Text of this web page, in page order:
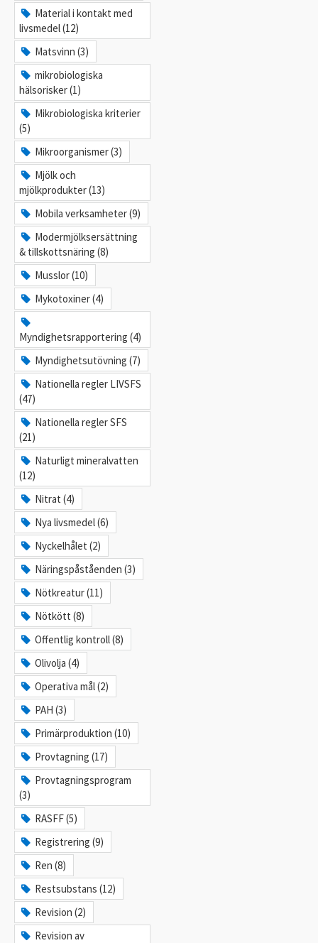
Material i kontakt med
livsmedel (12)
Matsvinn (3)
mikrobiologiska
hälsorisker (1)
Mikrobiologiska kriterier
(5)
Mikroorganismer (3)
Mjölk och
mjölkprodukter (13)
Mobila verksamheter (9)
Modermjölksersättning
& tillskottsnäring (8)
Musslor (10)
Mykotoxiner (4)
Myndighetsrapportering (4)
Myndighetsutövning (7)
Nationella regler LIVSFS
(47)
Nationella regler SFS
(21)
Naturligt mineralvatten
(12)
Nitrat (4)
Nya livsmedel (6)
Nyckelhålet (2)
Näringspåståenden (3)
Nötkreatur (11)
Nötkött (8)
Offentlig kontroll (8)
Olivolja (4)
Operativa mål (2)
PAH (3)
Primärproduktion (10)
Provtagning (17)
Provtagningsprogram
(3)
RASFF (5)
Registrering (9)
Ren (8)
Restsubstans (12)
Revision (2)
Revision av